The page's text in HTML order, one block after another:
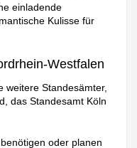
einladende
Kulisse für
Westfalen
weitere Standesämter,
das Standesamt Köln
benötigen oder planen